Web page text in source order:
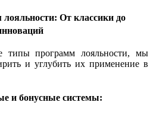
От классики до
типы программ лояльности, мы
и углубить их применение в
и бонусные системы: